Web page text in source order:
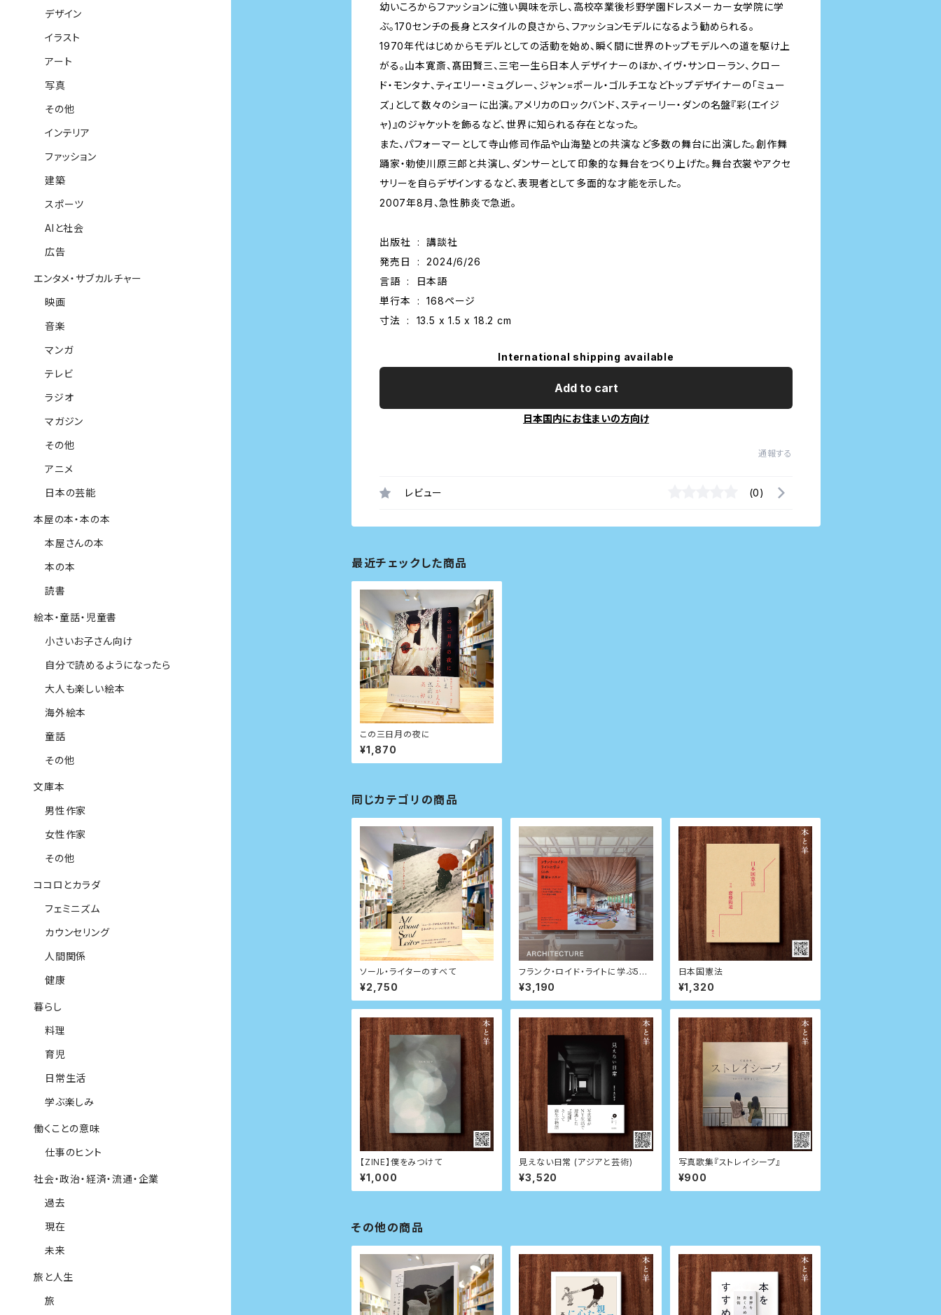
幼いころからファッションに強い興味を示し、高校卒業後杉野学園ドレスメーカー女学院に学
ぶ。170センチの長身とスタイルの良さから、ファッションモデルになるよう勧められる。
1970年代はじめからモデルとしての活動を始め、瞬く間に世界のトップモデルへの道を駆け上
がる。山本寛斎、髙田賢三、三宅一生ら日本人デザイナーのほか、イヴ・サンローラン、クロー
ド・モンタナ、ティエリー・ミュグレー、ジャン=ポール・ゴルチエなどトップデザイナーの「ミュー
ズ」として数々のショーに出演。アメリカのロックバンド、スティーリー・ダンの名盤『彩(エイジ
ャ)』のジャケットを飾るなど、世界に知られる存在となった。
また、パフォーマーとして寺山修司作品や山海塾との共演など多数の舞台に出演した。創作舞
踊家・勅使川原三郎と共演し、ダンサーとして印象的な舞台をつくり上げた。舞台衣裳やアクセ
サリーを自らデザインするなど、表現者として多面的な才能を示した。
2007年8月、急性肺炎で急逝。
出版社 ‏ : ‎ 講談社
発売日 ‏ : ‎ 2024/6/26
言語 ‏ : ‎ 日本語
単行本 ‏ : ‎ 168ページ
寸法 ‏ : ‎ 13.5 x 1.5 x 18.2 cm
International shipping available
Add to cart
日本国内にお住まいの方向け
通報する
レビュー (0)
最近チェックした商品
この三日月の夜に
¥1,870
同じカテゴリの商品
ソール・ライターのすべて
¥2,750
フランク・ロイド・ライトに学ぶ50
の建築レッスン
¥3,190
日本国憲法
¥1,320
【ZINE】僕をみつけて
¥1,000
見えない日常 (アジアと芸術)
¥3,520
写真歌集『ストレイシープ』
¥900
その他の商品
デザイン
イラスト
アート
写真
その他
インテリア
ファッション
建築
スポーツ
AIと社会
広告
エンタメ・サブカルチャー
映画
音楽
マンガ
テレビ
ラジオ
マガジン
その他
アニメ
日本の芸能
本屋の本・本の本
本屋さんの本
本の本
読書
絵本・童話・児童書
小さいお子さん向け
自分で読めるようになったら
大人も楽しい絵本
海外絵本
童話
その他
文庫本
男性作家
女性作家
その他
ココロとカラダ
フェミニズム
カウンセリング
人間関係
健康
暮らし
料理
育児
日常生活
学ぶ楽しみ
働くことの意味
仕事のヒント
社会・政治・経済・流通・企業
過去
現在
未来
旅と人生
旅